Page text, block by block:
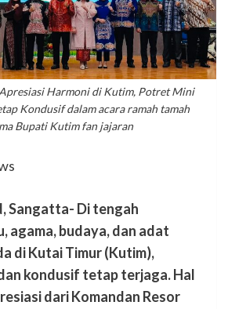
Harmoni di Kutim, Potret Mini
Kondusif dalam acara ramah tamah
Bupati Kutim fan jajaran
Sangatta- Di tengah
agama, budaya, dan adat
di Kutai Timur (Kutim),
kondusif tetap terjaga. Hal
dari Komandan Resor